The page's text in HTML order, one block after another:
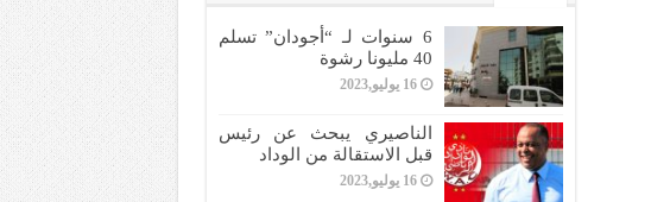
6 سنوات لـ “أجودان” تسلم
40 مليونا رشوة
16 يوليو,2023
الناصيري يبحث عن رئيس
قبل الاستقالة من الوداد
16 يوليو,2023